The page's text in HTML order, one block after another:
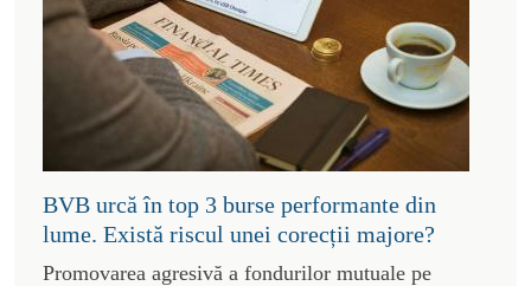
BVB urcă în top 3 burse performante din
lume. Există riscul unei corecții majore?
Promovarea agresivă a fondurilor mutuale pe